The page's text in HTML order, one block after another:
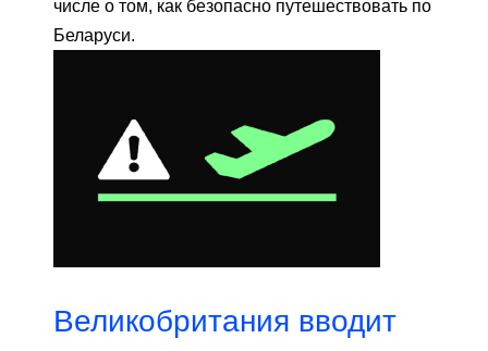
числе о том, как безопасно путешествовать по
Беларуси.
Великобритания вводит